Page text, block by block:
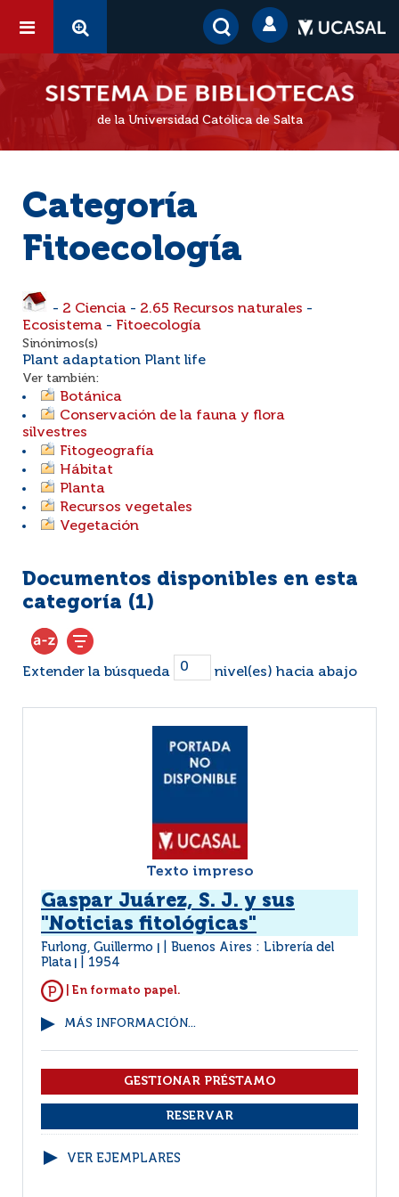
de la Universidad Católica de Salta
Categoría
Fitoecología
- 2 Ciencia - 2.65 Recursos naturales -
Ecosistema - Fitoecología
Sinónimos(s)
Plant adaptation Plant life
Ver también:
Botánica
Conservación de la fauna y flora
silvestres
Fitogeografía
Hábitat
Planta
Recursos vegetales
Vegetación
Documentos disponibles en esta
categoría (1)
Extender la búsqueda nivel(es) hacia abajo
Texto impreso
Gaspar Juárez, S. J. y sus
"Noticias fitológicas"
Furlong, Guillermo
Buenos Aires : Librería del
Plata
1954
| En formato papel.
MÁS INFORMACIÓN...
VER EJEMPLARES